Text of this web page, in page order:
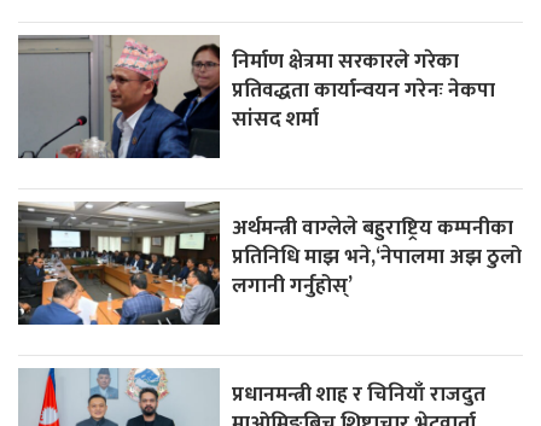
निर्माण क्षेत्रमा सरकारले गरेका
प्रतिवद्धता कार्यान्वयन गरेनः नेकपा
सांसद शर्मा
अर्थमन्त्री वाग्लेले बहुराष्ट्रिय कम्पनीका
प्रतिनिधि माझ भने,‘नेपालमा अझ ठुलो
लगानी गर्नुहोस्’
प्रधानमन्त्री शाह र चिनियाँ राजदुत